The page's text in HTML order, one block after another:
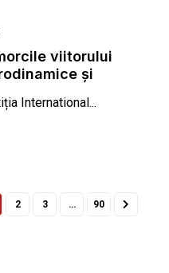
viitorului
și
International...
2 3 … 90